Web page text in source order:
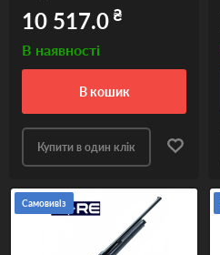
10 517.0₴
В наявності
в кошик
Купити в один клік
Самовивіз